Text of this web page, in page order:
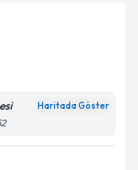
ile
ilişkinAydınlatma
Haritada Göster